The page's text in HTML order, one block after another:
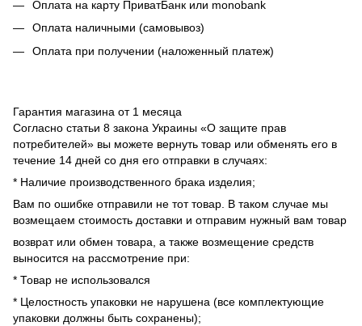
Оплата на карту ПриватБанк или monobank
Оплата наличными (самовывоз)
Оплата при получении (наложенный платеж)
Гарантия магазина от 1 месяца
Согласно статьи 8 закона Украины «О защите прав
потребителей» вы можете вернуть товар или обменять его в
течение 14 дней со дня его отправки в случаях:
* Наличие производственного брака изделия;
Вам по ошибке отправили не тот товар. В таком случае мы
возмещаем стоимость доставки и отправим нужный вам товар
возврат или обмен товара, а также возмещение средств
выносится на рассмотрение при:
* Товар не использовался
* Целостность упаковки не нарушена (все комплектующие
упаковки должны быть сохранены);